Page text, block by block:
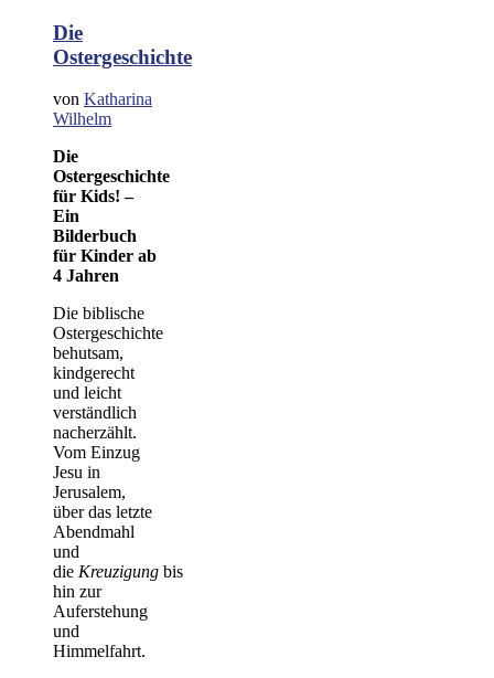
Die
Ostergeschichte
von Katharina
Wilhelm
Die
Ostergeschichte
für Kids! –
Ein
Bilderbuch
für Kinder ab
4 Jahren
Die biblische
Ostergeschichte
behutsam,
kindgerecht
und leicht
verständlich
nacherzählt.
Vom Einzug
Jesu in
Jerusalem,
über das letzte
Abendmahl
und
die Kreuzigung bis
hin zur
Auferstehung
und
Himmelfahrt.